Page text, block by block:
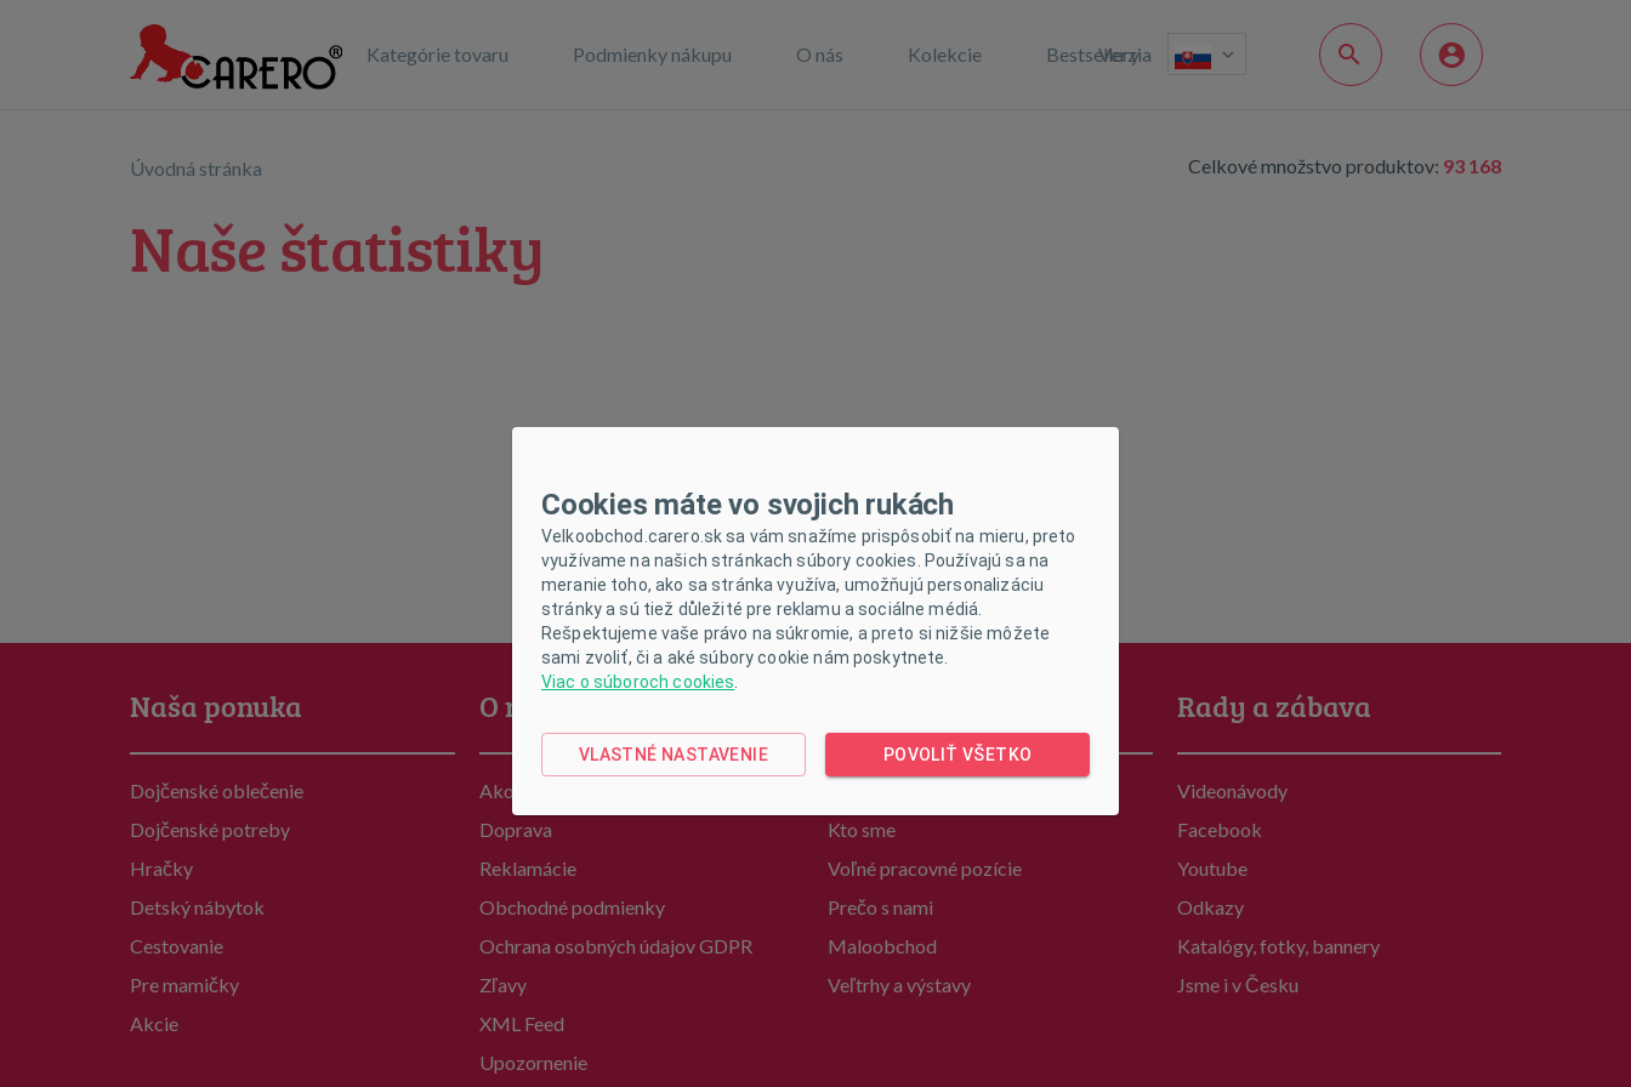
Kategórie tovaru Podmienky nákupu O nás Kolekcie Bestsellery
Verzia
Celkové množstvo produktov: 93 168
Úvodná stránka
Naše štatistiky
Naša ponuka
Dojčenské oblečenie
Dojčenské potreby
Hračky
Detský nábytok
Cestovanie
Pre mamičky
Akcie
O nákupu
Ako nakupovať
Doprava
Reklamácie
Obchodné podmienky
Ochrana osobných údajov GDPR
Zľavy
XML Feed
Upozornenie
Kto sme
Voľné pracovné pozície
Prečo s nami
Maloobchod
Veľtrhy a výstavy
Rady a zábava
Videonávody
Facebook
Youtube
Odkazy
Katalógy, fotky, bannery
Jsme i v Česku
Cookies máte vo svojich rukách
Velkoobchod.carero.sk sa vám snažíme prispôsobiť na mieru, preto
využívame na našich stránkach súbory cookies. Používajú sa na
meranie toho, ako sa stránka využíva, umožňujú personalizáciu
stránky a sú tiež důležité pre reklamu a sociálne médiá.
Rešpektujeme vaše právo na súkromie, a preto si nižšie môžete
sami zvoliť, či a aké súbory cookie nám poskytnete.
Viac o súboroch cookies
VLASTNÉ NASTAVENIE POVOLIŤ VŠETKO